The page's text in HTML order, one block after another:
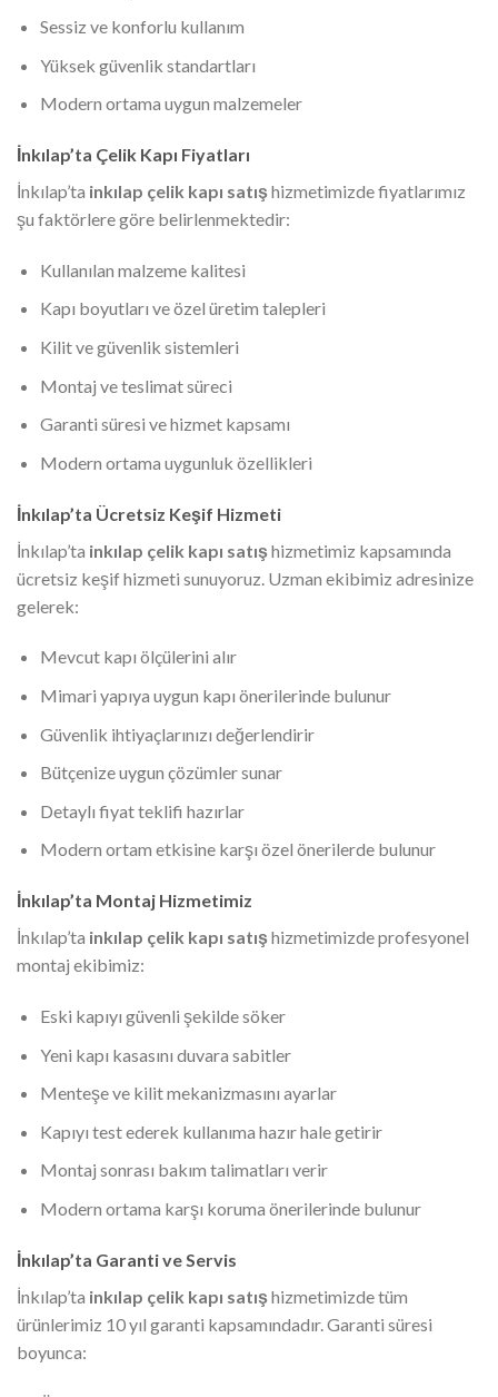
Sessiz ve konforlu kullanım
Yüksek güvenlik standartları
Modern ortama uygun malzemeler
İnkılap’ta Çelik Kapı Fiyatları
İnkılap’ta inkılap çelik kapı satışhizmetimizde fiyatlarımız
şu faktörlere göre belirlenmektedir:
Kullanılan malzeme kalitesi
Kapı boyutları ve özel üretim talepleri
Kilit ve güvenlik sistemleri
Montaj ve teslimat süreci
Garanti süresi ve hizmet kapsamı
Modern ortama uygunluk özellikleri
İnkılap’ta Ücretsiz Keşif Hizmeti
İnkılap’ta inkılap çelik kapı satışhizmetimiz kapsamında
ücretsiz keşif hizmeti sunuyoruz. Uzman ekibimiz adresinize
gelerek:
Mevcut kapı ölçülerini alır
Mimari yapıya uygun kapı önerilerinde bulunur
Güvenlik ihtiyaçlarınızı değerlendirir
Bütçenize uygun çözümler sunar
Detaylı fiyat teklifi hazırlar
Modern ortam etkisine karşı özel önerilerde bulunur
İnkılap’ta Montaj Hizmetimiz
İnkılap’ta inkılap çelik kapı satışhizmetimizde profesyonel
montaj ekibimiz:
Eski kapıyı güvenli şekilde söker
Yeni kapı kasasını duvara sabitler
Menteşe ve kilit mekanizmasını ayarlar
Kapıyı test ederek kullanıma hazır hale getirir
Montaj sonrası bakım talimatları verir
Modern ortama karşı koruma önerilerinde bulunur
İnkılap’ta Garanti ve Servis
İnkılap’ta inkılap çelik kapı satışhizmetimizde tüm
ürünlerimiz 10 yıl garanti kapsamındadır. Garanti süresi
boyunca: